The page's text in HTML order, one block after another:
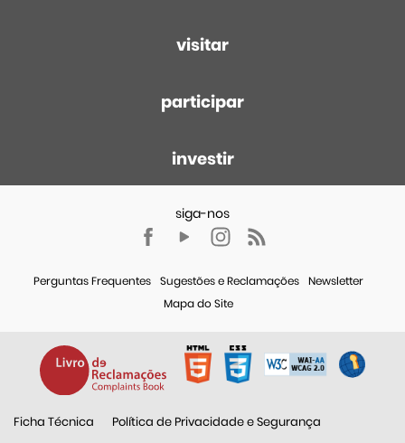
visitar
participar
investir
Perguntas Frequentes Sugestões e Reclamações
Newsletter
Mapa do Site
Ficha Técnica
Política de Privacidade e Segurança